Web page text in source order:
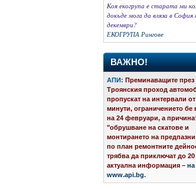
Коя екогрупа е старата ми
докъде мога да вляза в София
декември?
ЕКОГРУПА Рингове
ВАЖНО!
АПИ: Преминаващите през
Троянския проход
пропускат на интервали
минути, ограничението бе
на 24 февруари, а
"обрушване на скатове и
монтирането на
по план ремонтните
трябва да приключат до
актуална информация – на
www.api.bg.